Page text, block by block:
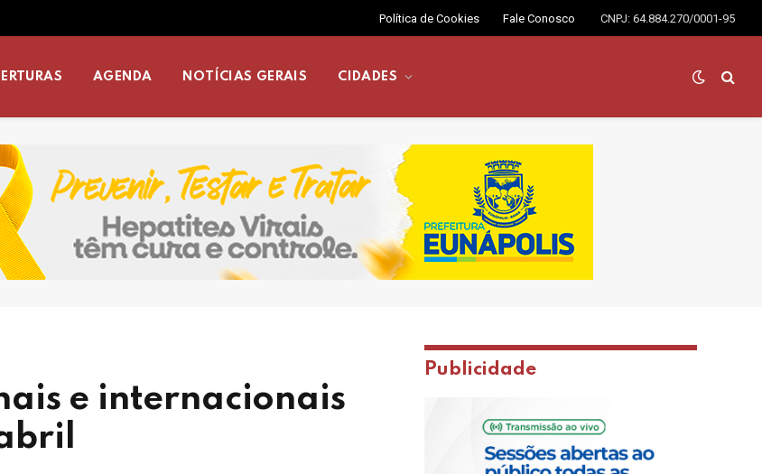
Política de Cookies Fale Conosco CNPJ: 64.884.270/0001-95
AGENDA NOTÍCIAS GERAIS CIDADES
e internacionais
Publicidade